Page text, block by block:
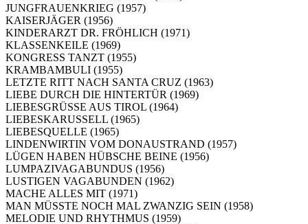
JUNGFRAUENKRIEG (1957)
KAISERJÄGER (1956)
KINDERARZT DR. FRÖHLICH (1971)
KLASSENKEILE (1969)
KONGRESS TANZT (1955)
KRAMBAMBULI (1955)
LETZTE RITT NACH SANTA CRUZ (1963)
LIEBE DURCH DIE HINTERTÜR (1969)
LIEBESGRÜSSE AUS TIROL (1964)
LIEBESKARUSSELL (1965)
LIEBESQUELLE (1965)
LINDENWIRTIN VOM DONAUSTRAND (1957)
LÜGEN HABEN HÜBSCHE BEINE (1956)
LUMPAZIVAGABUNDUS (1956)
LUSTIGEN VAGABUNDEN (1962)
MACHE ALLES MIT (1971)
MAN MÜSSTE NOCH MAL ZWANZIG SEIN (1958)
MELODIE UND RHYTHMUS (1959)